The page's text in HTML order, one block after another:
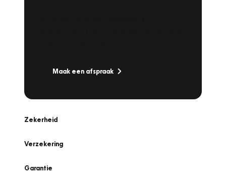
Maak een afspraak
Zekerheid
Verzekering
Garantie